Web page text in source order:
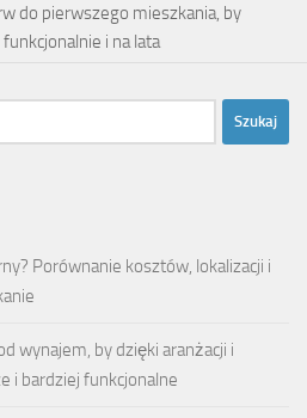
do pierwszego mieszkania, by
i na lata
Porównanie kosztów, lokalizacji i
wynajem, by dzięki aranżacji i
i bardziej funkcjonalne